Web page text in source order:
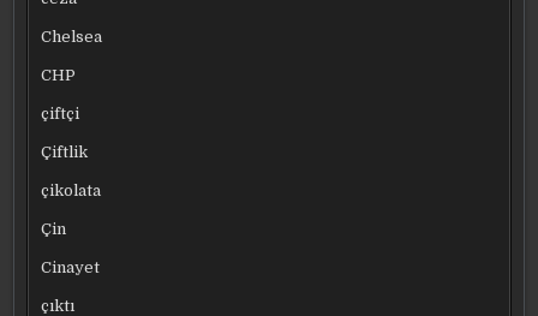
Chelsea
CHP
çiftçi
Çiftlik
çikolata
Çin
Cinayet
çıktı